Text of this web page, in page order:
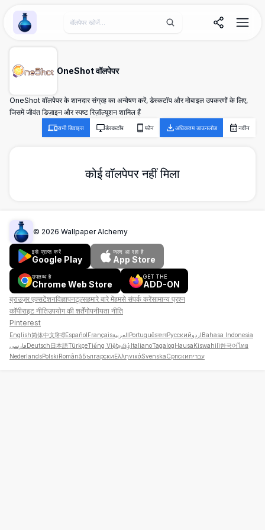
Wallpaper Alchemy
OneShot वॉलपेपर
OneShot वॉलपेपर के शानदार संग्रह का अन्वेषण करें, डेस्कटॉप और मोबाइल उपकरणों के लिए,
जिसमें जीवंत डिज़ाइन और स्पष्ट रिज़ॉल्यूशन शामिल हैं
सभी डिवाइस डेस्कटॉप फोन अधिकतम डाउनलोड नवीन
कोई वॉलपेपर नहीं मिला
© 2026 Wallpaper Alchemy
इसे प्राप्त करें
Google Play
जल्द आ रहा है
App Store
उपलब्ध है
Chrome Web Store
GET THE
ADD-ON
ब्राउज़र एक्सटेंशनविज्ञापनटूल्सहमारे बारे मेंहमसे संपर्क करेंसामान्य प्रश्न
कॉपीराइट नीतिउपयोग की शर्तेंगोपनीयता नीति
Pinterest
English简体中文हिन्दीEspañolFrançaisالعربيةPortuguêsবাংলাРусскийاردوBahasa Indonesia
فارسیDeutsch日本語TürkçeTiếng Việtதமிழ்ItalianoTagalogHausaKiswahili한국어ไทย
NederlandsPolskiRomânăБългарскиΕλληνικάSvenskaСрпскиעברית